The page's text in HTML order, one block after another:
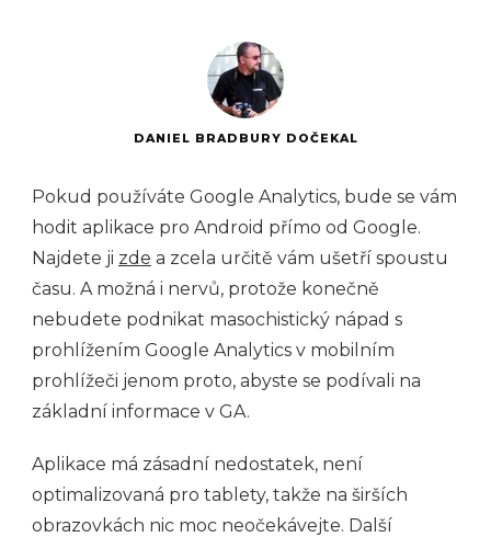
DANIEL BRADBURY DOČEKAL
Pokud používáte Google Analytics, bude se vám
hodit aplikace pro Android přímo od Google.
Najdete ji zde a zcela určitě vám ušetří spoustu
času. A možná i nervů, protože konečně
nebudete podnikat masochistický nápad s
prohlížením Google Analytics v mobilním
prohlížeči jenom proto, abyste se podívali na
základní informace v GA.
Aplikace má zásadní nedostatek, není
optimalizovaná pro tablety, takže na širších
obrazovkách nic moc neočekávejte. Další